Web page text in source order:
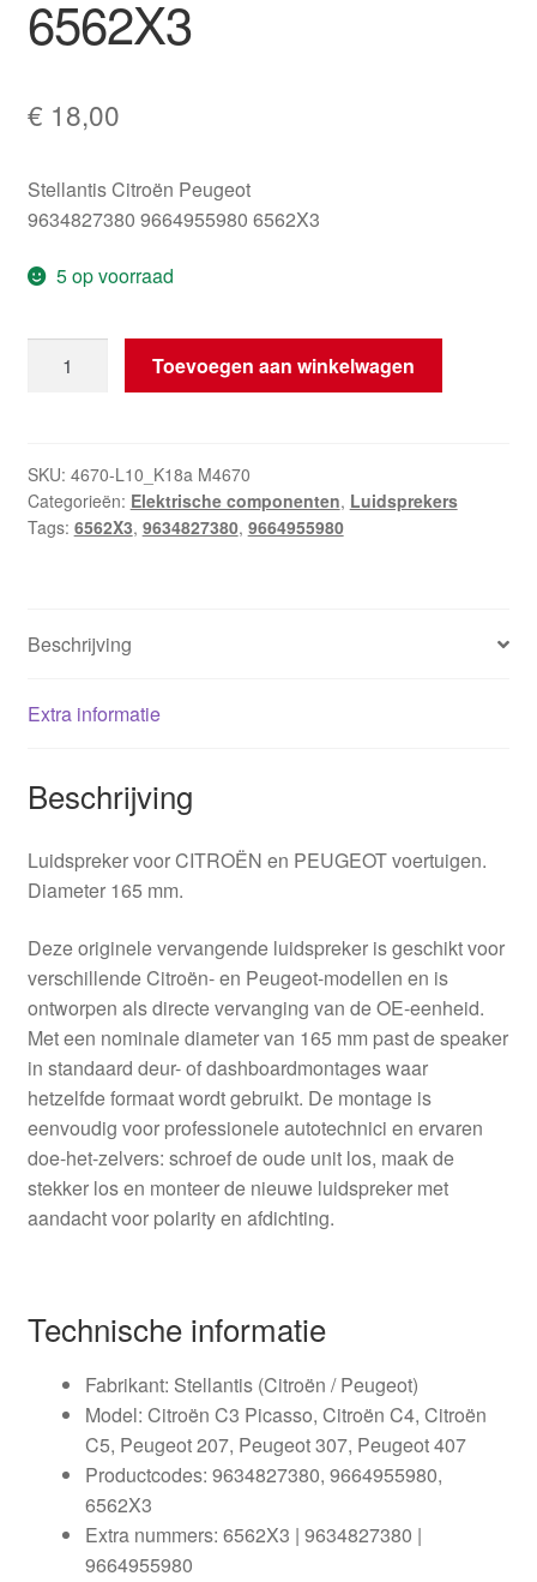
6562X3
€ 18,00
Stellantis Citroën Peugeot
9634827380 9664955980 6562X3
5 op voorraad
Citroën
6562X3
hoeveelheid
Toevoegen aan winkelwagen
SKU: 4670-L10_K18a M4670
Categorieën: Elektrische componenten, Luidsprekers
Tags: 6562X3, 9634827380, 9664955980
Beschrijving
Extra informatie
Beschrijving
Luidspreker voor CITROËN en PEUGEOT voertuigen.
Diameter 165 mm.
Deze originele vervangende luidspreker is geschikt voor
verschillende Citroën- en Peugeot-modellen en is
ontworpen als directe vervanging van de OE-eenheid.
Met een nominale diameter van 165 mm past de speaker
in standaard deur- of dashboardmontages waar
hetzelfde formaat wordt gebruikt. De montage is
eenvoudig voor professionele autotechnici en ervaren
doe-het-zelvers: schroef de oude unit los, maak de
stekker los en monteer de nieuwe luidspreker met
aandacht voor polarity en afdichting.
Technische informatie
Fabrikant: Stellantis (Citroën / Peugeot)
Model: Citroën C3 Picasso, Citroën C4, Citroën
C5, Peugeot 207, Peugeot 307, Peugeot 407
Productcodes: 9634827380, 9664955980,
6562X3
Extra nummers: 6562X3 | 9634827380 |
9664955980